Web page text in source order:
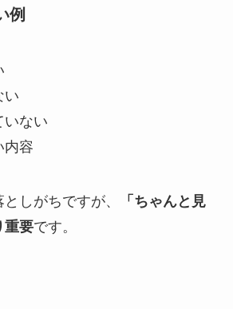
例
い
いない
内容
しがちですが、
「ちゃんと見
重要です。